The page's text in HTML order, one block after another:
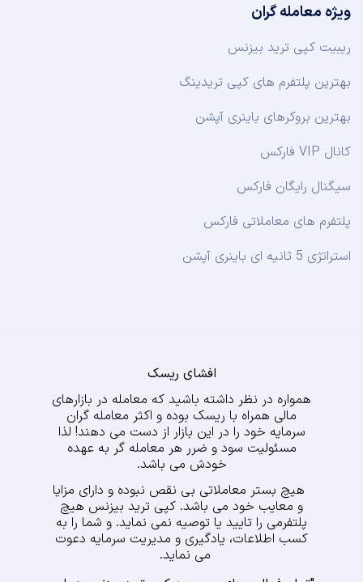
ویژه معامله گران
ریبیت کپی ترید بیزنس
بهترین پلتفرم های کپی تریدینگ
بهترین بروکرهای باینری آپشن
کانال VIP فارکس
سیگنال رایگان فارکس
پلتفرم های معاملاتی فارکس
استراتژی 5 ثانیه ای باینری آپشن
افشای ریسک
همواره در نظر داشته باشید که معامله در بازارهای
مالی همراه با ریسک بوده و اکثر معامله گران
سرمایه خود را در این بازار از دست می دهند! لذا
مسئولیت سود و ضرر هر معامله گر به عهده
خودش می باشد.
هیچ بستر معاملاتی بی نقص نبوده و دارای مزایا
و معایب خود می باشد. کپی ترید بیزنس هیچ
پلتفرمی را تایید یا توصیه نمی نماید. و شما را به
کسب اطلاعات، یادگیری و مدیریت سرمایه دعوت
می نماید.